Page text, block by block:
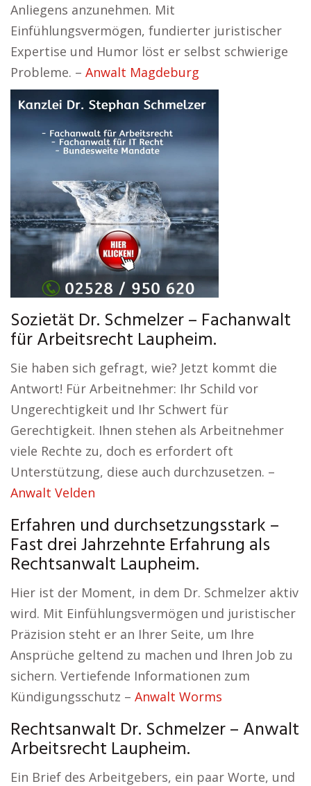
Anliegens anzunehmen. Mit
Einfühlungsvermögen, fundierter juristischer
Expertise und Humor löst er selbst schwierige
Probleme. – Anwalt Magdeburg
Sozietät Dr. Schmelzer – Fachanwalt
für Arbeitsrecht Laupheim.
Sie haben sich gefragt, wie? Jetzt kommt die
Antwort! Für Arbeitnehmer: Ihr Schild vor
Ungerechtigkeit und Ihr Schwert für
Gerechtigkeit. Ihnen stehen als Arbeitnehmer
viele Rechte zu, doch es erfordert oft
Unterstützung, diese auch durchzusetzen. –
Anwalt Velden
Erfahren und durchsetzungsstark –
Fast drei Jahrzehnte Erfahrung als
Rechtsanwalt Laupheim.
Hier ist der Moment, in dem Dr. Schmelzer aktiv
wird. Mit Einfühlungsvermögen und juristischer
Präzision steht er an Ihrer Seite, um Ihre
Ansprüche geltend zu machen und Ihren Job zu
sichern. Vertiefende Informationen zum
Kündigungsschutz – Anwalt Worms
Rechtsanwalt Dr. Schmelzer – Anwalt
Arbeitsrecht Laupheim.
Ein Brief des Arbeitgebers, ein paar Worte, und